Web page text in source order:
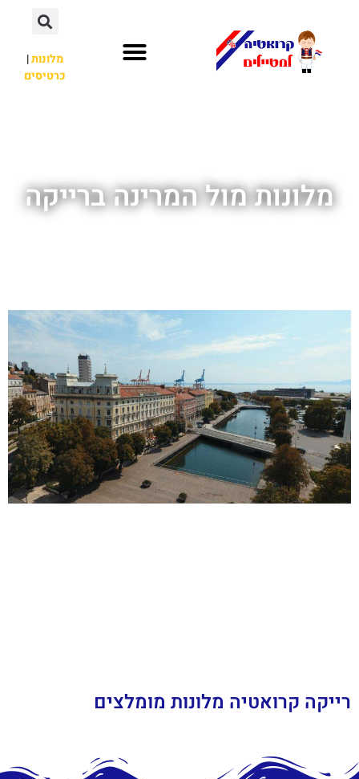
מלונות|
כרטיסים
מלונות מול המרינה ברייקה
רייקה קרואטיה מלונות מומלצים